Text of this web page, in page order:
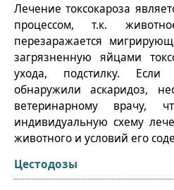
Лечение токсокароза
процессом, т.к.
перезаражается
загрязненную яйцами
ухода, подстилку.
обнаружили аскаридоз,
ветеринарному врачу,
индивидуальную схему
животного и условий его
Цестодозы